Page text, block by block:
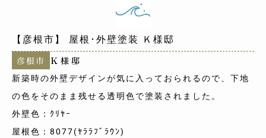
【彦根市】 屋根･外壁塗装 Ｋ様邸
彦根市 Ｋ様邸
新築時の外壁デザインが気に入っておられるので、下地
の色をそのまま残せる透明色で塗装されました。
外壁色：ｸﾘﾔｰ
屋根色：8077(ﾔﾗﾗﾌﾞﾗｳﾝ)